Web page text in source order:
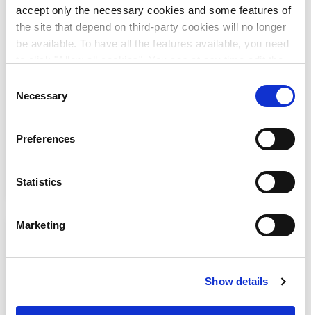
accept only the necessary cookies and some features of
the site that depend on third-party cookies will no longer
be available. To have all the features available, you need
our site under "Manage cookies".
Selection
Necessary
Preferences
Statistics
Marketing
Show details
Ξεκίνησε η τρίτη έκδοση του Women
τεχνολογίας